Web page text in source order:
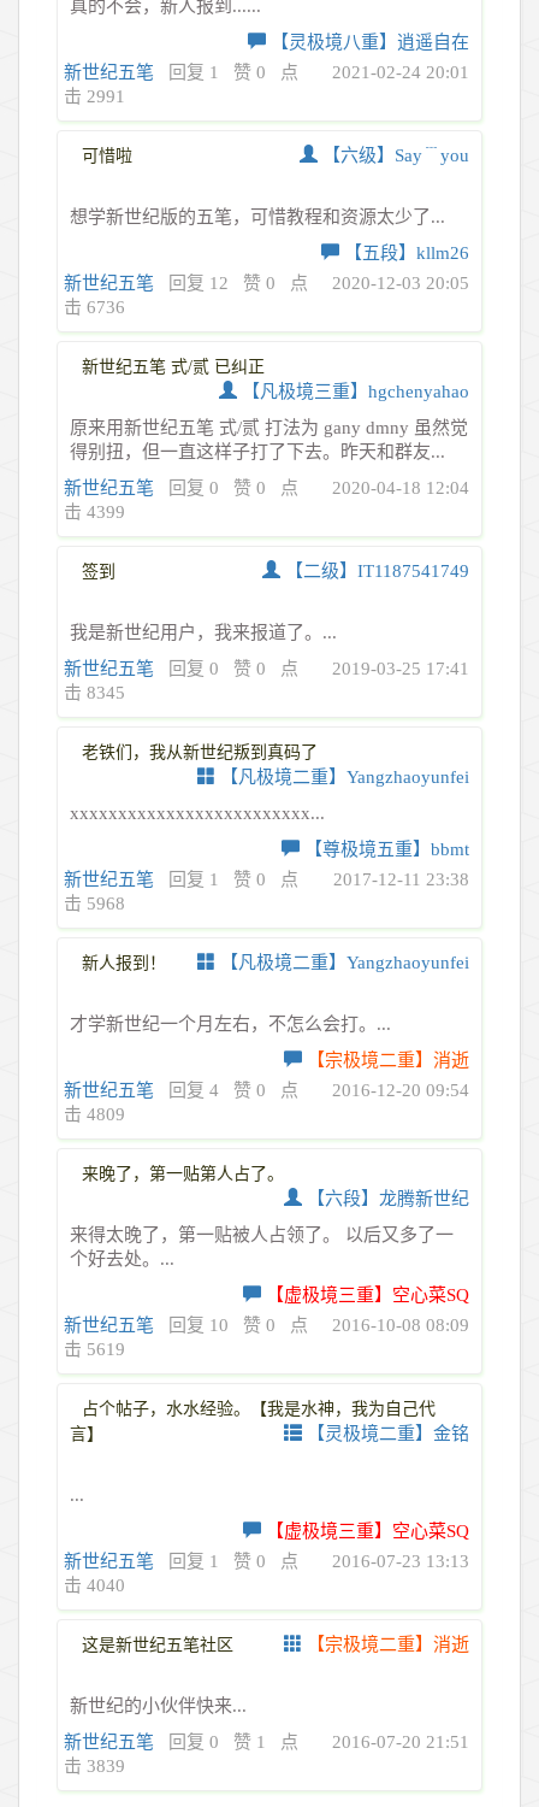
真的不会，新人报到......
【灵极境八重】逍遥自在
2021-02-24 20:01
新世纪五笔 回复 1 赞 0
点
击 2991
可惜啦 【六级】Say﹉you
想学新世纪版的五笔，可惜教程和资源太少了...
【五段】kllm26
2020-12-03 20:05
新世纪五笔 回复 12 赞 0
点
击 6736
新世纪五笔 式/贰 已纠正
【凡极境三重】hgchenyahao
原来用新世纪五笔 式/贰 打法为 gany dmny 虽然觉
得别扭，但一直这样子打了下去。昨天和群友...
2020-04-18 12:04
新世纪五笔 回复 0 赞 0
点
击 4399
签到 【二级】IT1187541749
我是新世纪用户，我来报道了。...
2019-03-25 17:41
新世纪五笔 回复 0 赞 0
点
击 8345
老铁们，我从新世纪叛到真码了
【凡极境二重】Yangzhaoyunfei
xxxxxxxxxxxxxxxxxxxxxxxxx...
【尊极境五重】bbmt
2017-12-11 23:38
新世纪五笔 回复 1 赞 0
点
击 5968
新人报到！ 【凡极境二重】Yangzhaoyunfei
才学新世纪一个月左右，不怎么会打。...
【宗极境二重】消逝
2016-12-20 09:54
新世纪五笔 回复 4 赞 0
点
击 4809
来晚了，第一贴第人占了。
【六段】龙腾新世纪
来得太晚了，第一贴被人占领了。 以后又多了一
个好去处。...
【虚极境三重】空心菜SQ
2016-10-08 08:09
新世纪五笔 回复 10 赞 0
点
击 5619
占个帖子，水水经验。【我是水神，我为自己代
言】
【灵极境二重】金铭
...
【虚极境三重】空心菜SQ
2016-07-23 13:13
新世纪五笔 回复 1 赞 0
点
击 4040
这是新世纪五笔社区 【宗极境二重】消逝
新世纪的小伙伴快来...
2016-07-20 21:51
新世纪五笔 回复 0 赞 1
点
击 3839